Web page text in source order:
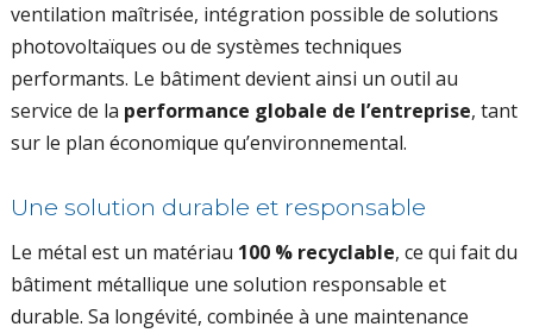
ventilation maîtrisée, intégration possible de solutions
photovoltaïques ou de systèmes techniques
performants. Le bâtiment devient ainsi un outil au
service de la performance globale de l’entreprise, tant
sur le plan économique qu’environnemental.
Une solution durable et responsable
Le métal est un matériau 100 % recyclable, ce qui fait du
bâtiment métallique une solution responsable et
durable. Sa longévité, combinée à une maintenance